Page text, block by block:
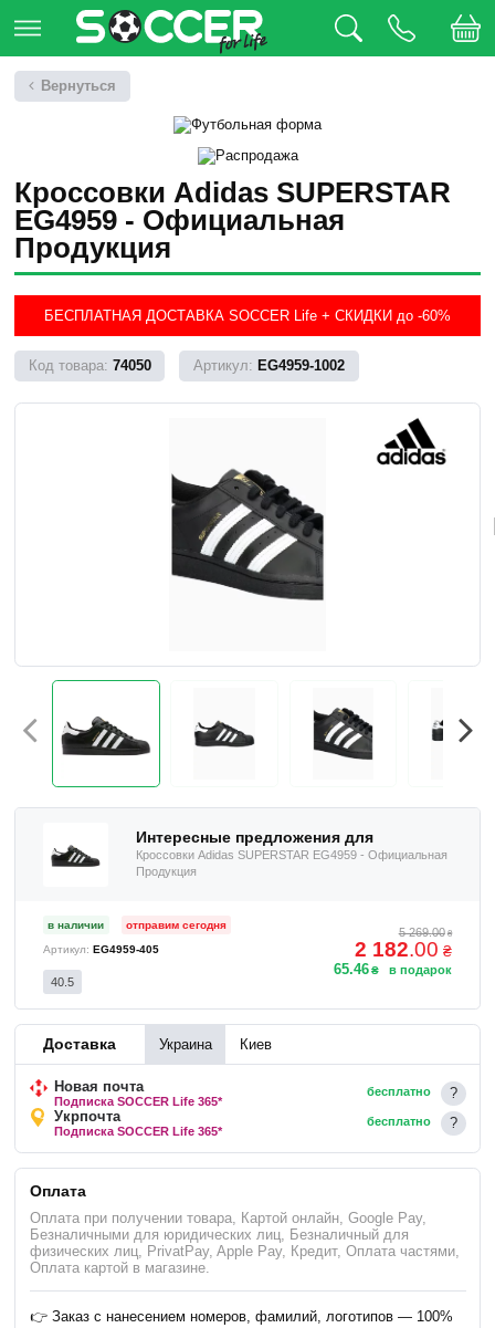
Кроссовки Adidas SUPERSTAR
EG4959 - Официальная
Продукция
БЕСПЛАТНАЯ ДОСТАВКА SOCCER Life + СКИДКИ до -60%
74050 EG4959-1002
Интересные предложения для
Кроссовки Adidas SUPERSTAR EG4959 - Официальная
Продукция
в наличии отправим сегодня
EG4959-405
40.5
5 269.00 ₴
2 182.00 ₴
65.46 ₴
Доставка Украина Киев
Новая почта
Подписка SOCCER Life 365*
бесплатно
Укрпочта
Подписка SOCCER Life 365*
бесплатно
Оплата
Оплата при получении товара, Картой онлайн, Google Pay,
Безналичными для юридических лиц, Безналичный для
физических лиц, PrivatPay, Apple Pay, Кредит, Оплата частями,
Оплата картой в магазине.
👉 Заказ с нанесением номеров, фамилий, логотипов — 100%
Вернуться